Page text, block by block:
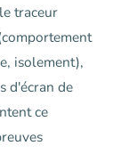
traceur
isolement),
d'écran de
ce